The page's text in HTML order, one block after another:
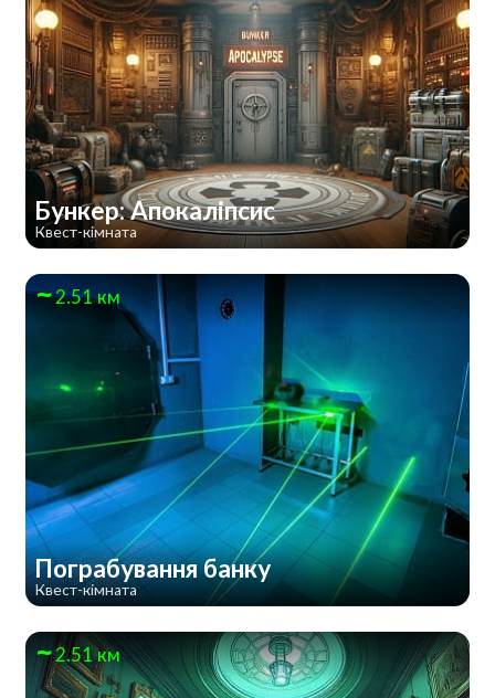
Бункер: Апокаліпсис
Квест-кімната
2.51 км
Пограбування банку
Квест-кімната
2.51 км